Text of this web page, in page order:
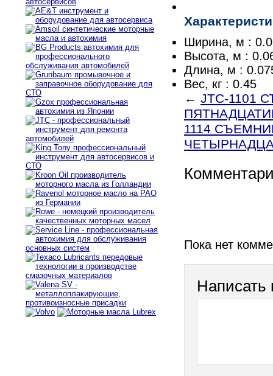
Ширина, м :
Высота, м :
Длина, м :
Вес, кг : 0.45
← JTC-1101
1114
Пока нет
Написать